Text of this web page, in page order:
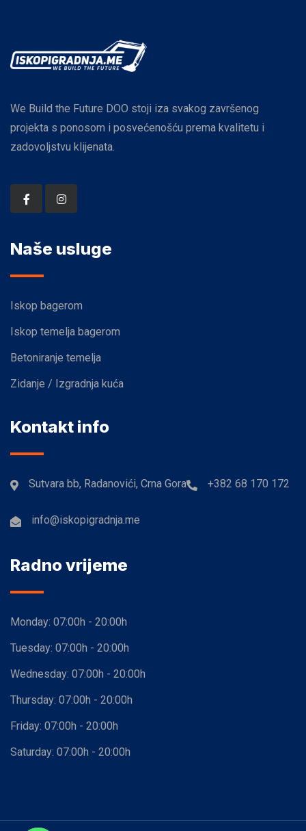
We Build the Future DOO stoji iza svakog završenog
projekta s ponosom i posvećenošću prema kvalitetu i
zadovoljstvu klijenata.
Naše usluge
Iskop bagerom
Iskop temelja bagerom
Betoniranje temelja
Zidanje / Izgradnja kuća
Kontakt info
Sutvara bb, Radanovići, Crna Gora +382 68 170 172
info@iskopigradnja.me
Radno vrijeme
Monday: 07:00h - 20:00h
Tuesday: 07:00h - 20:00h
Wednesday: 07:00h - 20:00h
Thursday: 07:00h - 20:00h
Friday: 07:00h - 20:00h
Saturday: 07:00h - 20:00h